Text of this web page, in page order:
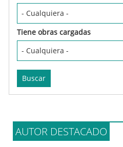
Tiene obras cargadas
AUTOR DESTACADO